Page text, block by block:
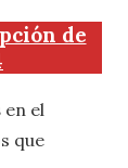
de
en el
que